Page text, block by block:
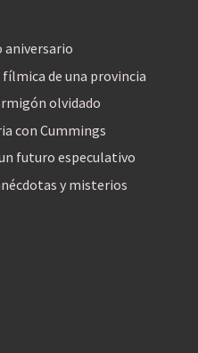
aniversario
fílmica de una provincia
olvidado
con Cummings
futuro especulativo
y misterios